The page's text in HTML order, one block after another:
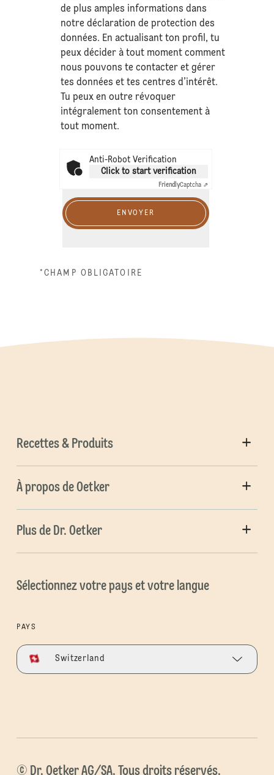
de plus amples informations dans
notre déclaration deprotection des
données. En actualisant ton profil, tu
peux décider à tout moment comment
nous pouvons te contacter et gérer
tes données et tes centres d’intérêt.
Tu peux en outre révoquer
intégralement ton consentement à
tout moment.
Anti-Robot Verification
Click to start verification
FriendlyCaptcha ⇗
ENVOYER
*CHAMP OBLIGATOIRE
Recettes & Produits
À propos de Oetker
Plus de Dr. Oetker
Sélectionnez votre pays et votre langue
PAYS
Switzerland
© Dr. Oetker AG/SA. Tous droits réservés.